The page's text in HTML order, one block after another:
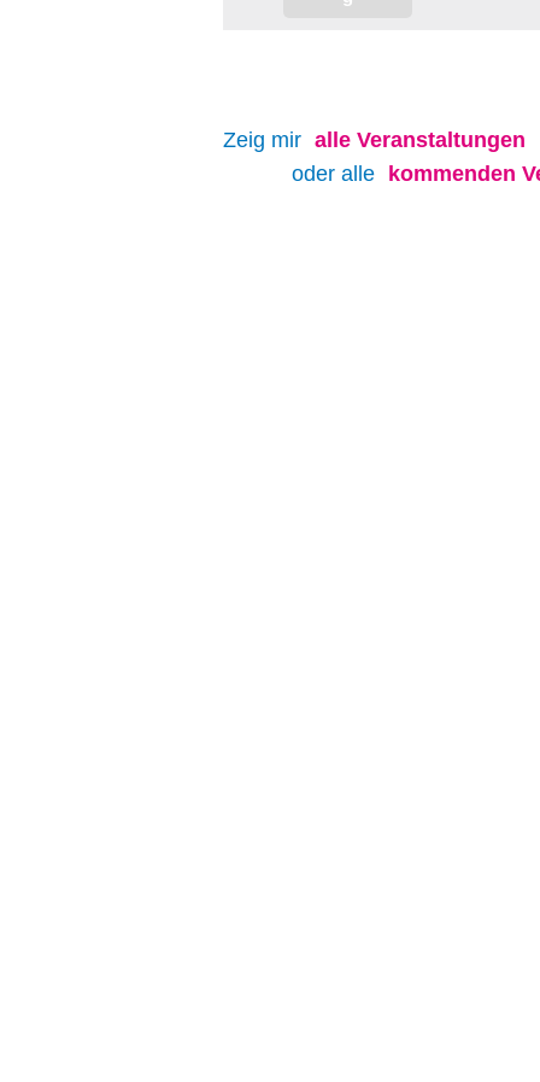
Zeig mir alle Veranstaltungen
oder alle
kommenden